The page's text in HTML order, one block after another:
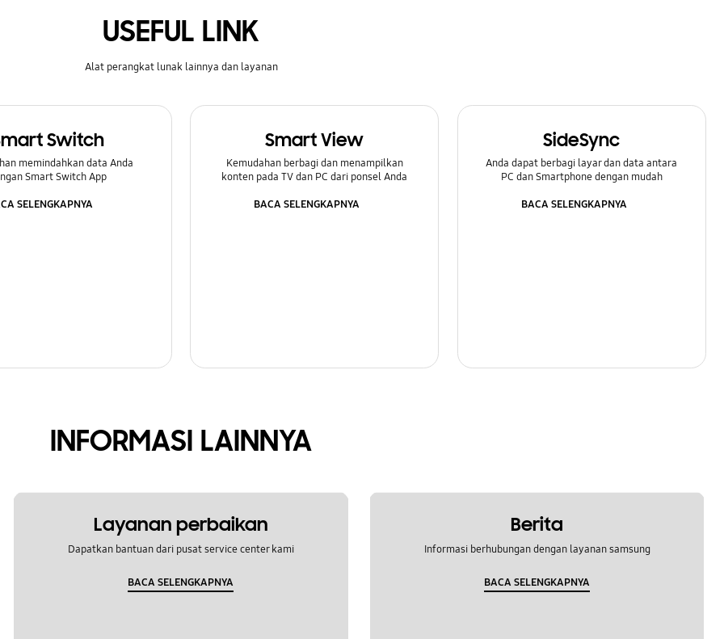
USEFUL LINK
Alat perangkat lunak lainnya dan layanan
Switch
memindahkan data Anda
Smart Switch App
SELENGKAPNYA
Smart View
Kemudahan berbagi dan menampilkan
konten pada TV dan PC dari ponsel Anda
BACA SELENGKAPNYA
SideSync
Anda dapat berbagi layar dan data antara
PC dan Smartphone dengan mudah
BACA SELENGKAPNYA
INFORMASI LAINNYA
Layanan perbaikan
Dapatkan bantuan dari pusat service center kami
BACA SELENGKAPNYA
Berita
Informasi berhubungan dengan layanan samsung
BACA SELENGKAPNYA